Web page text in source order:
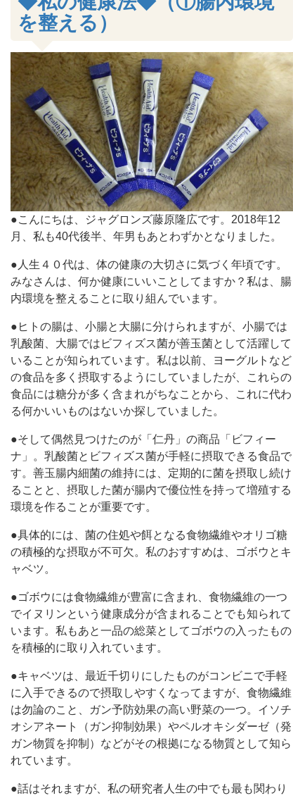
を整える）
●こんにちは、ジャグロンズ藤原隆広です。2018年12
月、私も40代後半、年男もあとわずかとなりました。
●人生４０代は、体の健康の大切さに気づく年頃です。
みなさんは、何か健康にいいことしてますか？私は、腸
内環境を整えることに取り組んでいます。
●ヒトの腸は、小腸と大腸に分けられますが、小腸では
乳酸菌、大腸ではビフィズス菌が善玉菌として活躍して
いることが知られています。私は以前、ヨーグルトなど
の食品を多く摂取するようにしていましたが、これらの
食品には糖分が多く含まれがちなことから、これに代わ
る何かいいものはないか探していました。
●そして偶然見つけたのが「仁丹」の商品「ビフィー
ナ」。乳酸菌とビフィズス菌が手軽に摂取できる食品で
す。善玉腸内細菌の維持には、定期的に菌を摂取し続け
ることと、摂取した菌が腸内で優位性を持って増殖する
環境を作ることが重要です。
●具体的には、菌の住処や餌となる食物繊維やオリゴ糖
の積極的な摂取が不可欠。私のおすすめは、ゴボウとキ
ャベツ。
●ゴボウには食物繊維が豊富に含まれ、食物繊維の一つ
でイヌリンという健康成分が含まれることでも知られて
います。私もあと一品の総菜としてゴボウの入ったもの
を積極的に取り入れています。
●キャベツは、最近千切りにしたものがコンビニで手軽
に入手できるので摂取しやすくなってますが、食物繊維
は勿論のこと、ガン予防効果の高い野菜の一つ。イソチ
オシアネート（ガン抑制効果）やペルオキシダーゼ（発
ガン物質を抑制）などがその根拠になる物質として知ら
れています。
●話はそれますが、私の研究者人生の中でも最も関わり